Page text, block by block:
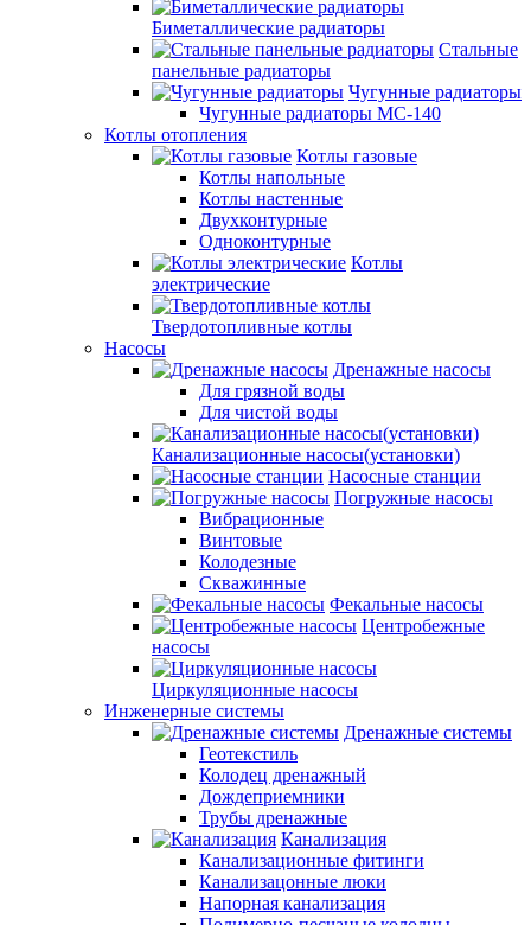
Биметаллические радиаторы
Стальные
панельные радиаторы
Чугунные радиаторы
Чугунные радиаторы МС-140
Котлы отопления
Котлы газовые
Котлы напольные
Котлы настенные
Двухконтурные
Одноконтурные
Котлы
электрические
Твердотопливные котлы
Насосы
Дренажные насосы
Для грязной воды
Для чистой воды
Канализационные насосы(установки)
Насосные станции
Погружные насосы
Вибрационные
Винтовые
Колодезные
Скважинные
Фекальные насосы
Центробежные
насосы
Циркуляционные насосы
Инженерные системы
Дренажные системы
Геотекстиль
Колодец дренажный
Дождеприемники
Трубы дренажные
Канализация
Канализационные фитинги
Канализацонные люки
Напорная канализация